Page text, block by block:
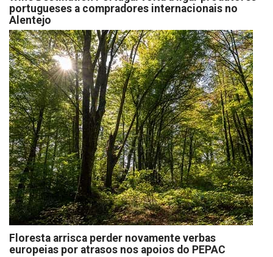
portugueses a compradores internacionais no
Alentejo
Floresta arrisca perder novamente verbas
europeias por atrasos nos apoios do PEPAC